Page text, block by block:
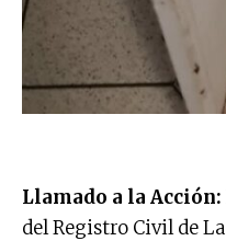
Llamado a la Acción:
del Registro Civil de